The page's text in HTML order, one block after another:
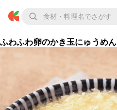
ふわふわ卵のかき玉にゅうめん